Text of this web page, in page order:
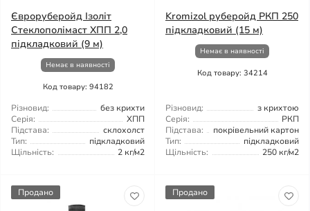
Євроруберойд Ізоліт
Стеклополімаст ХПП 2,0
підкладковий (9 м)
Немає в наявності
Код товару: 94182
Різновид:
без крихти
Серія:
ХПП
Підстава:
склохолст
Тип:
підкладковий
Щільність:
2 кг/м2
Kromizol руберойд РКП 250
підкладковий (15 м)
Немає в наявності
Код товару: 34214
Різновид:
з крихтою
Серія:
РКП
Підстава:
покрівельний картон
Тип:
підкладковий
Щільність:
250 кг/м2
Продано Продано